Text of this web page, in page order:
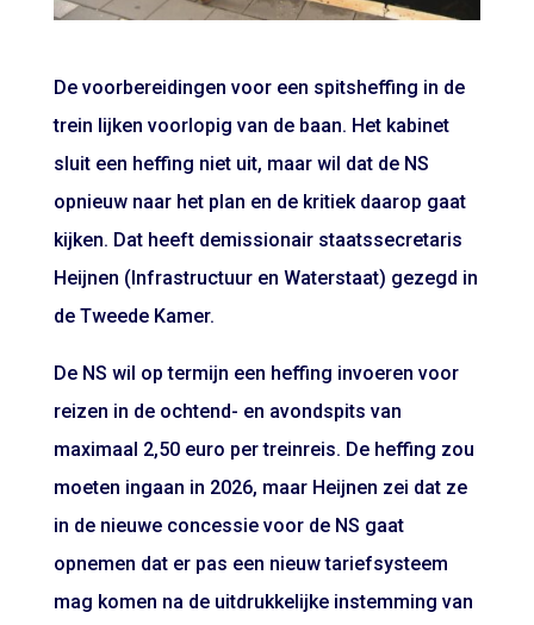
De voorbereidingen voor een spitsheffing in de
trein lijken voorlopig van de baan. Het kabinet
sluit een heffing niet uit, maar wil dat de NS
opnieuw naar het plan en de kritiek daarop gaat
kijken. Dat heeft demissionair staatssecretaris
Heijnen (Infrastructuur en Waterstaat) gezegd in
de Tweede Kamer.
De NS wil op termijn een heffing invoeren voor
reizen in de ochtend- en avondspits van
maximaal 2,50 euro per treinreis. De heffing zou
moeten ingaan in 2026, maar Heijnen zei dat ze
in de nieuwe concessie voor de NS gaat
opnemen dat er pas een nieuw tariefsysteem
mag komen na de uitdrukkelijke instemming van